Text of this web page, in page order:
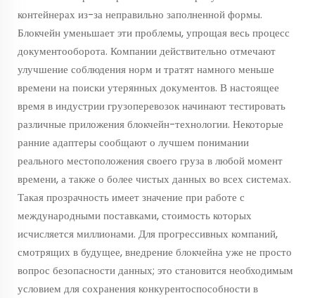
контейнерах из-за неправильно заполненной формы.
Блокчейн уменьшает эти проблемы, упрощая весь процесс
документооборота. Компании действительно отмечают
улучшение соблюдения норм и тратят намного меньше
времени на поиски утерянных документов. В настоящее
время в индустрии грузоперевозок начинают тестировать
различные приложения блокчейн-технологии. Некоторые
ранние адаптеры сообщают о лучшем понимании
реального местоположения своего груза в любой момент
времени, а также о более чистых данных во всех системах.
Такая прозрачность имеет значение при работе с
международными поставками, стоимость которых
исчисляется миллионами. Для прогрессивных компаний,
смотрящих в будущее, внедрение блокчейна уже не просто
вопрос безопасности данных; это становится необходимым
условием для сохранения конкурентоспособности в